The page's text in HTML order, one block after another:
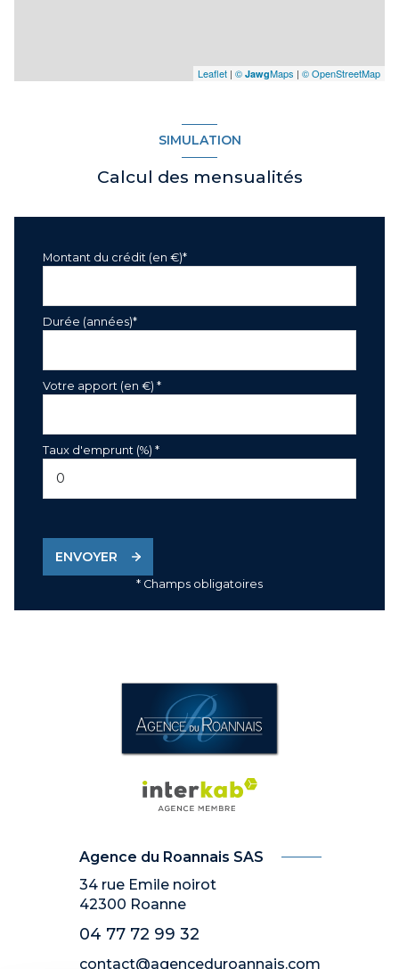
Leaflet | © JawgMaps | © OpenStreetMap
SIMULATION
Calcul des mensualités
Montant du crédit (en €)*
Durée (années)*
Votre apport (en €) *
Taux d'emprunt (%) *
ENVOYER
* Champs obligatoires
Agence du Roannais SAS
34 rue Emile noirot
42300 Roanne
04 77 72 99 32
contact@agenceduroannais.com